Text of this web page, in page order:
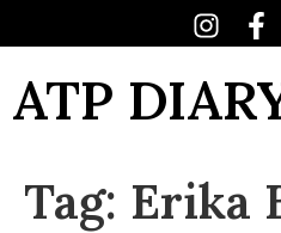
ATP
Tag: Erika